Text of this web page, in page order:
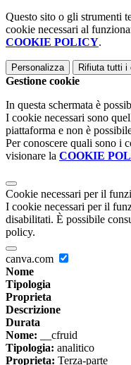
Questo sito o gli strumenti
cookie necessari al
COOKIE POLICY.
Personalizza Rifiuta tutti i
Gestione cookie
In questa schermata è
I cookie necessari sono
piattaforma e non è
Per conoscere quali sono i
visionare la COOKIE
Cookie necessari per il
I cookie necessari per il
disabilitati. È possibile
policy.
canva.com
Nome
Tipologia
Proprieta
Descrizione
Durata
Nome: __cfruid
Tipologia: analitico
Proprieta: Terza-parte